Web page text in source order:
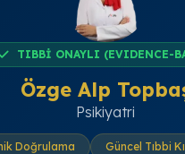
TIBBİ ONAYLI (EVIDENCE-
Özge Alp
Psikiyatri
Doğrulama
Güncel Tıbbi